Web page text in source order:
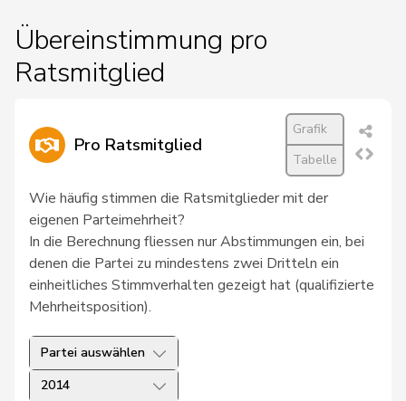
Übereinstimmung pro
Ratsmitglied
Pro Ratsmitglied
Grafik
Tabelle
Wie häufig stimmen die Ratsmitglieder mit der
eigenen Parteimehrheit?
In die Berechnung fliessen nur Abstimmungen ein, bei
denen die Partei zu mindestens zwei Dritteln ein
einheitliches Stimmverhalten gezeigt hat (qualifizierte
Mehrheitsposition).
Partei auswählen
2014